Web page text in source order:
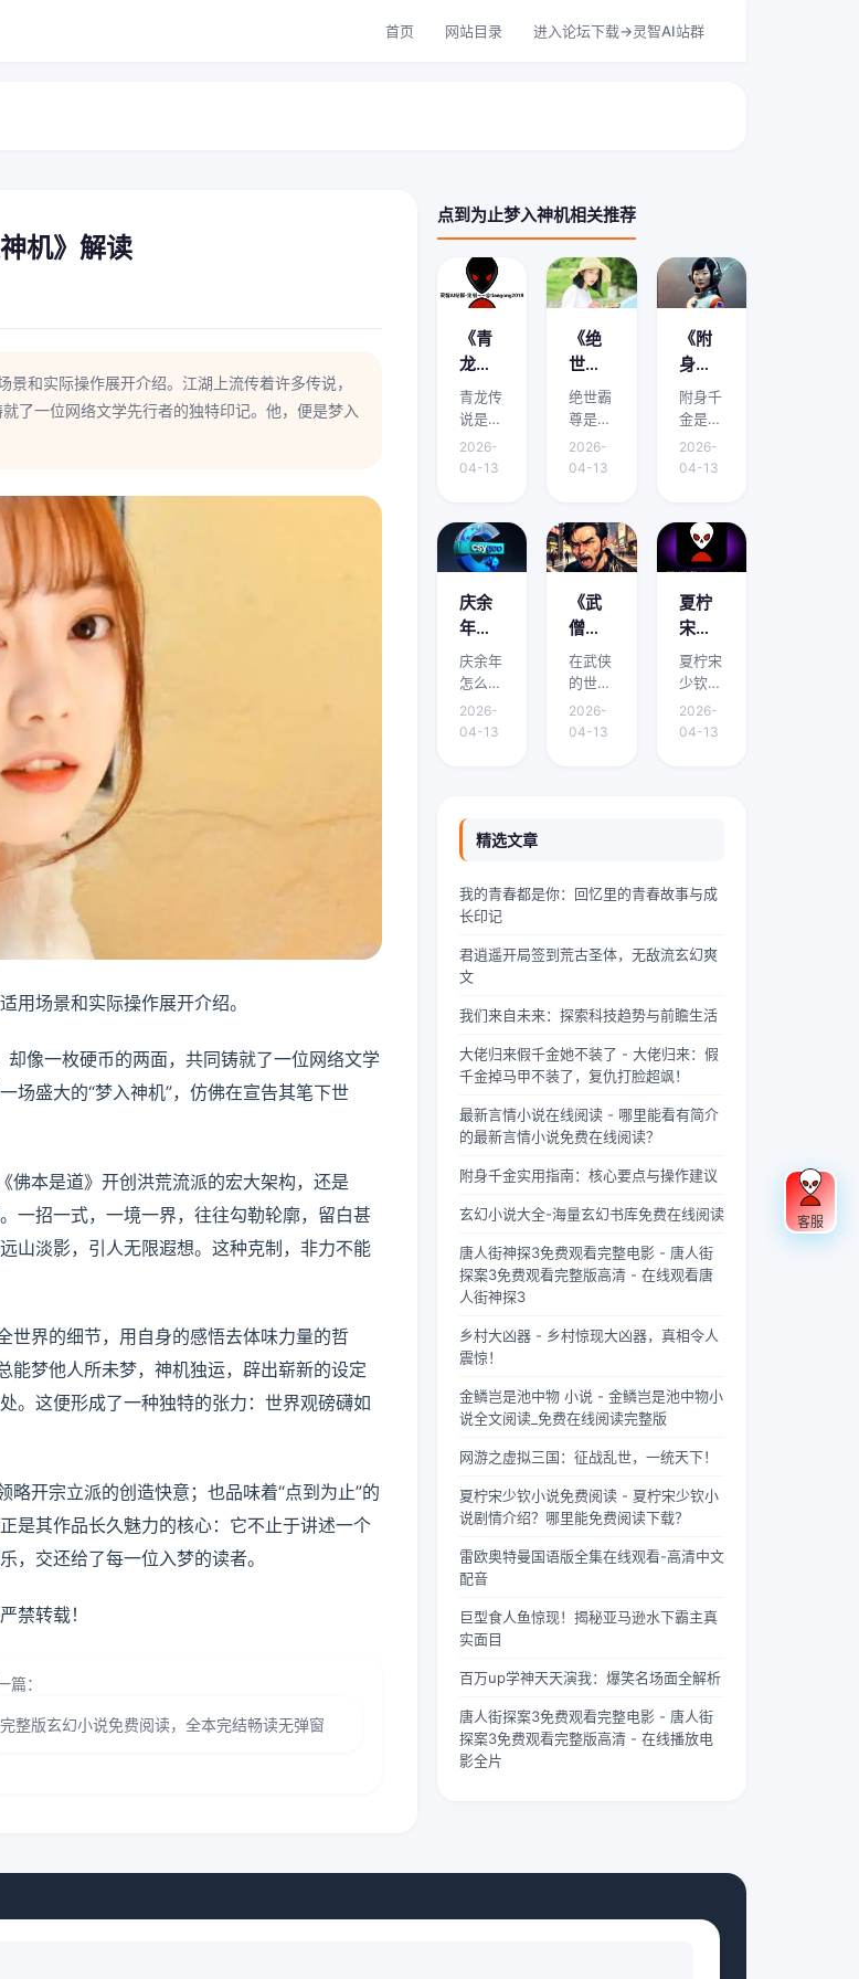
首页 网站目录 进入论坛下载->灵智AI站群
机》解读
和实际操作展开介绍。江湖上流传着许多传说，
了一位网络文学先行者的独特印记。他，便是梦入
用场景和实际操作展开介绍。
却像一枚硬币的两面，共同铸就了一位网络文学
场盛大的“梦入神机”，仿佛在宣告其笔下世
佛本是道》开创洪荒流派的宏大架构，还是
一招一式，一境一界，往往勾勒轮廓，留白甚
山淡影，引人无限遐想。这种克制，非力不能
世界的细节，用自身的感悟去体味力量的哲
能梦他人所未梦，神机独运，辟出崭新的设定
。这便形成了一种独特的张力：世界观磅礴如
开宗立派的创造快意；也品味着“点到为止”的
是其作品长久魅力的核心：它不止于讲述一个
，交还给了每一位入梦的读者。
禁转载！
篇：
完整版玄幻小说免费阅读，全本完结畅读无弹窗
点到为止梦入神机相关推荐
《青
龙传
说》
剧情
介绍
在哪
有免
费阅
读下
载的
地方
吗？
青龙传
说是本
文的核
心主
绕它的
要点、
适用场
景和实
际操作
展开介
绍。在
中华传
统文化
的浩瀚
是一颗
璀璨夺
目的明
与白
虎、朱
雀、玄
武并称
灵”，
方，是
古代先
地自然
敬畏与
想象的
关于青
说，在
神州大
地...
2026-
04-13
《绝
世霸
尊》
剧情
介绍
是什
能免
费阅
读下
载？
绝世霸
尊是本
文的核
心主
绕它的
要点、
适用场
景和实
际操作
展开介
绍。域
外九重
天颤栗
着，血
——诛
阵中百
是强弩
掌教真
人灰袍
握着诛
仙符的
手不住
看着阵
身高万
丈、...
2026-
04-13
《附
身千
金》
剧情
介绍
哪里
阅读
下载
渠道
有哪
些？
附身千
金是本
文的核
心主
绕它的
要点、
适用场
景和实
际操作
展开介
绍。我
是林
墨，
24岁
豪门甜
大纲，
睛扑上
睡，结
果一睁
气里全
檀香的
身下是
去半个
人的鹅
2026-
04-13
庆余
年怎
么有
两个
版本 -
《庆
简介
有什
么差
异，
么会
有两
个版
庆余年
怎么有
两个版
本是本
面将围
绕它的
要点、
景和实
际操作
展开介
绍。如
《庆余
忠实观
众，可
现这部
剧在不
同视频
呈现出
有差异
的版
本，不
对此感
到好
奇：明
明是同
剧，怎
两个版
本呢？
要...
2026-
04-13
《武
僧凶
猛》
到底
讲什
么？
在武侠
的世界
里，武
僧是一
亮，眉
透着一
英气。
普通僧
人的慈
目，武
僧的眼
神中常
着锐利
仿佛能
洞穿一
们的拳
间，更
是藏着
钧的力
“武僧
凶猛”
道尽...
2026-
04-13
夏柠
宋少
钦小
说免
费阅
读 -
绍？
哪里
费阅
载？
夏柠宋
少钦小
说免费
阅读是
景和实
展开介
鸣的夏
后，阳
光透过
叶的缝
在少女
肩头。
旧书摊
旁，手
泛黄的
眼神中
的憧憬
茫。夏
柠出身
2026-
04-13
精选文章
我的青春都是你：回忆里的青春故事与成
长印记
君逍遥开局签到荒古圣体，无敌流玄幻爽
文
我们来自未来：探索科技趋势与前瞻生活
大佬归来假千金她不装了 - 大佬归来：假
千金掉马甲不装了，复仇打脸超飒！
最新言情小说在线阅读 - 哪里能看有简介
的最新言情小说免费在线阅读？
附身千金实用指南：核心要点与操作建议
玄幻小说大全-海量玄幻书库免费在线阅读
唐人街神探3免费观看完整电影 - 唐人街
探案3免费观看完整版高清 - 在线观看唐
人街神探3
乡村大凶器 - 乡村惊现大凶器，真相令人
震惊！
金鳞岂是池中物 小说 - 金鳞岂是池中物小
说全文阅读_免费在线阅读完整版
网游之虚拟三国：征战乱世，一统天下！
夏柠宋少钦小说免费阅读 - 夏柠宋少钦小
说剧情介绍？哪里能免费阅读下载？
雷欧奥特曼国语版全集在线观看-高清中文
配音
巨型食人鱼惊现！揭秘亚马逊水下霸主真
实面目
百万up学神天天演我：爆笑名场面全解析
唐人街探案3免费观看完整电影 - 唐人街
探案3免费观看完整版高清 - 在线播放电
影全片
客服